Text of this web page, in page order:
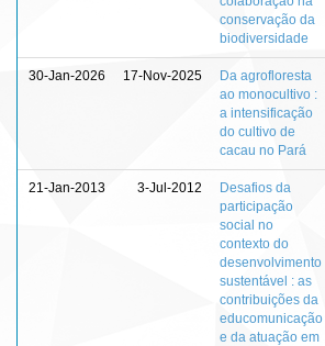
conservação da
biodiversidade
30-Jan-2026 17-Nov-2025
Da agrofloresta
ao monocultivo :
a intensificação
do cultivo de
cacau no Pará
21-Jan-2013 3-Jul-2012
Desafios da
participação
social no
contexto do
desenvolvimento
sustentável : as
contribuições da
educomunicação
e da atuação em